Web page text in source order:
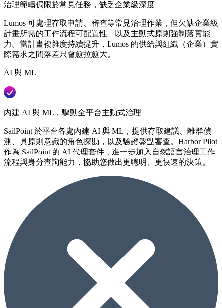
治理範疇侷限於常見任務，缺乏企業級深度
Lumos 可處理存取申請、審查等常見治理作業，但欠缺企業級
計畫所需的工作流程可配置性，以及主動式原則強制落實能
力。當計畫複雜度持續提升，Lumos 的供給與組織（企業）實
際需求之間落差只會愈拉愈大。
AI 與 ML
內建 AI 與 ML，驅動全平台主動式治理
SailPoint 於平台各處內建 AI 與 ML，提供存取建議、離群偵
測、具原則意識的角色探勘，以及驗證盤點審查。Harbor Pilot
作為 SailPoint 的 AI 代理套件，進一步加入自然語言治理工作
流程與身分查詢能力，協助您做出更聰明、更快速的決策。